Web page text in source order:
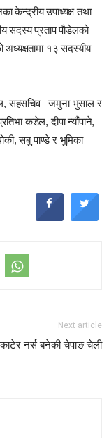
केन्द्रीय उपाध्यक्ष तथा
सदस्य प्रताप पौडेलको
अध्यक्षतामा १३ सदस्यीय
सहसचिव– जमुना भुसाल र
कडेल, दीपा न्यौंपाने,
सबु पाण्डे र भुमिका
Next article
नर्स बनेकी चेपाङ चेली